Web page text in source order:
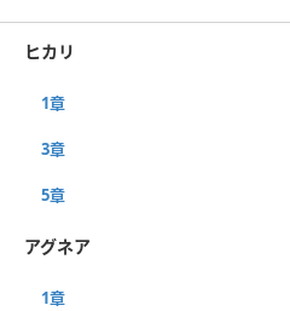
ヒカリ
1章
3章
5章
アグネア
1章